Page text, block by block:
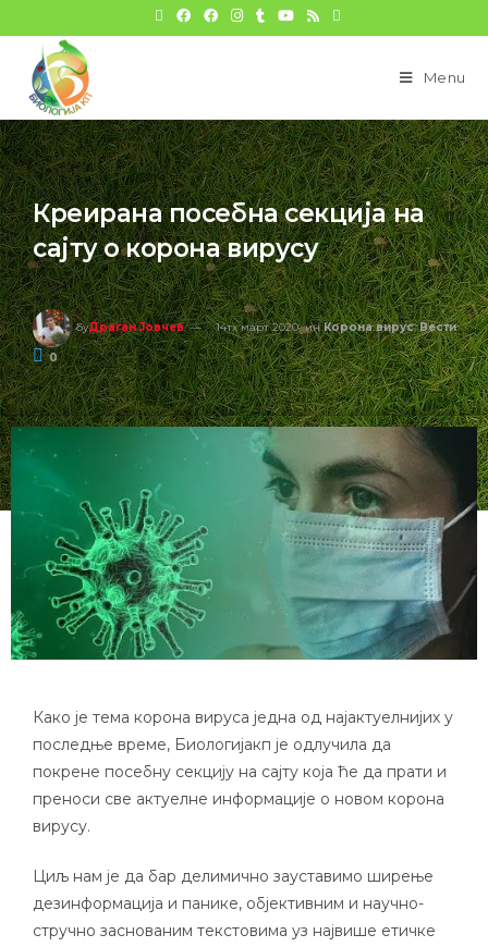
Menu
Креирана посебна секција на
сајту о корона вирусу
бyДраган Јовчев 14тх март 2020 ин Корона вирус,Вести
0
Како је тема корона вируса једна од најактуелнијих у
последње време, Биологијакп је одлучила да
покрене посебну секцију на сајту која ће да прати и
преноси све актуелне информације о новом корона
вирусу.
Циљ нам је да бар делимично зауставимо ширење
дезинформација и панике, објективним и научно-
стручно заснованим текстовима уз највише етичке